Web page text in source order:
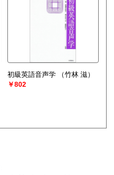
初級英語音声学
（竹林 滋）
￥802